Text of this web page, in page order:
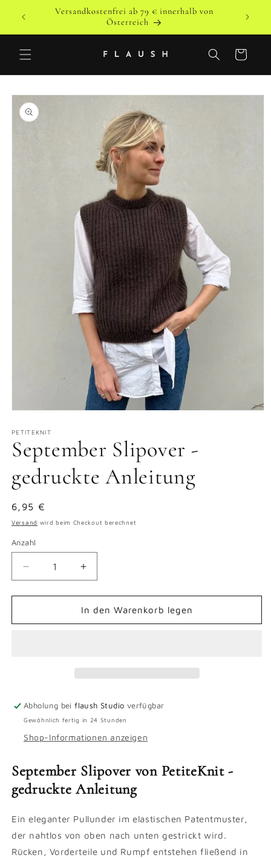
zum
Versandkostenfrei ab 79 € innerhalb von
Österreich
Warenkorb
in
Modal
öffnen
PETITEKNIT
September Slipover -
gedruckte Anleitung
Normaler
Preis
6,95 €
Versand wird beim Checkout berechnet
Anzahl
Verringere
die
Menge
September
Erhöhe
die
Menge
für
September
In den Warenkorb legen
Abholung beiflaush Studio verfügbar
Gewöhnlich fertig in 24 Stunden
Shop-Informationen anzeigen
September Slipover von PetiteKnit -
gedruckte Anleitung
Ein eleganter Pullunder im elastischen Patentmuster,
der nahtlos von oben nach unten gestrickt wird.
Rücken, Vorderteile und Rumpf entstehen fließend in